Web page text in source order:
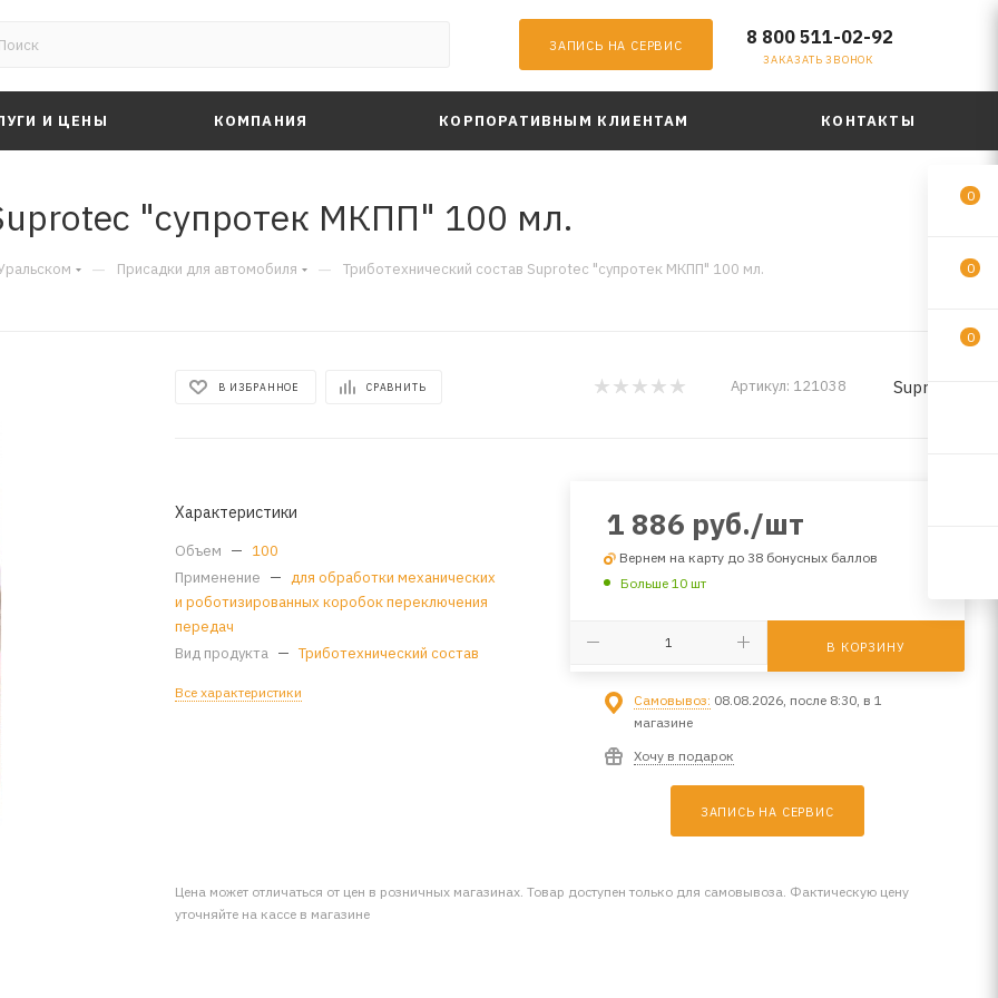
ЗАПИСЬ НА СЕРВИС 8 800 511-02-92
ЗАКАЗАТЬ ЗВОНОК
И ЦЕНЫ КОМПАНИЯ КОРПОРАТИВНЫМ КЛИЕНТАМ КОНТАКТЫ
"супротек МКПП" 100 мл.
— Присадки для автомобиля — Триботехнический состав Suprotec "супротек МКПП" 100 мл.
В ИЗБРАННОЕ СРАВНИТЬ Артикул: 121038 Suprotec
Характеристики
Объем — 100
Применение — для обработки механических
и роботизированных коробок переключения
передач
Вид продукта — Триботехнический состав
Все характеристики
1 886 руб./шт
Вернем на карту до 38 бонусных баллов
Больше 10 шт
В КОРЗИНУ
Самовывоз: 08.08.2026, после 8:30, в 1
магазине
Хочу в подарок
ЗАПИСЬ НА СЕРВИС
Цена может отличаться от цен в розничных магазинах. Товар доступен только для самовывоза. Фактическую цену
уточняйте на кассе в магазине
0
0
0